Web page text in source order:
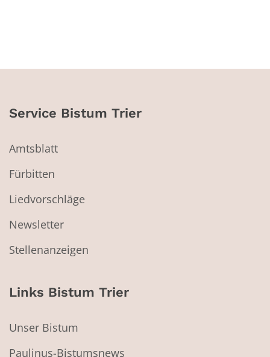
Service Bistum Trier
Amtsblatt
Fürbitten
Liedvorschläge
Newsletter
Stellenanzeigen
Links Bistum Trier
Unser Bistum
Paulinus-Bistumsnews